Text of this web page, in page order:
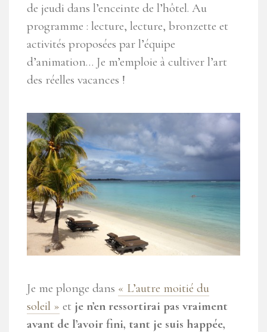
de jeudi dans l’enceinte de l’hôtel. Au
programme : lecture, lecture, bronzette et
activités proposées par l’équipe
d’animation… Je m’emploie à cultiver l’art
des réelles vacances !
Je me plonge dans « L’autre moitié du
soleil » et je n’en ressortirai pas vraiment
avant de l’avoir fini, tant je suis happée,